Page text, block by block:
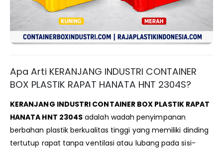
Apa Arti KERANJANG INDUSTRI CONTAINER
BOX PLASTIK RAPAT HANATA HNT 2304S?
KERANJANG INDUSTRI CONTAINER BOX PLASTIK RAPAT
HANATA HNT 2304S adalah wadah penyimpanan
berbahan plastik berkualitas tinggi yang memiliki dinding
tertutup rapat tanpa ventilasi atau lubang pada sisi-